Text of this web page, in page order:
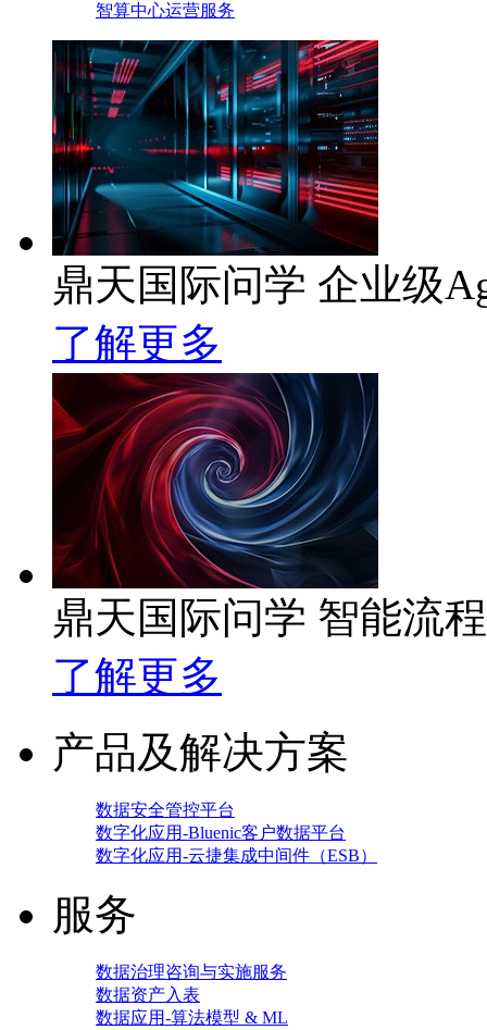
智算中心运营服务
鼎天国际问学 企业级
了解更多
鼎天国际问学 智能流
了解更多
产品及解决方案
数据安全管控平台
数字化应用-Bluenic客户数据平台
数字化应用-云捷集成中间件（ESB）
服务
数据治理咨询与实施服务
数据资产入表
数据应用-算法模型 & ML